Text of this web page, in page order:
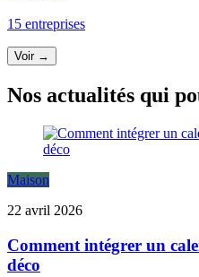
15 entreprises
Voir →
Nos actualités qui
Maison
22 avril 2026
Comment intégrer un
déco